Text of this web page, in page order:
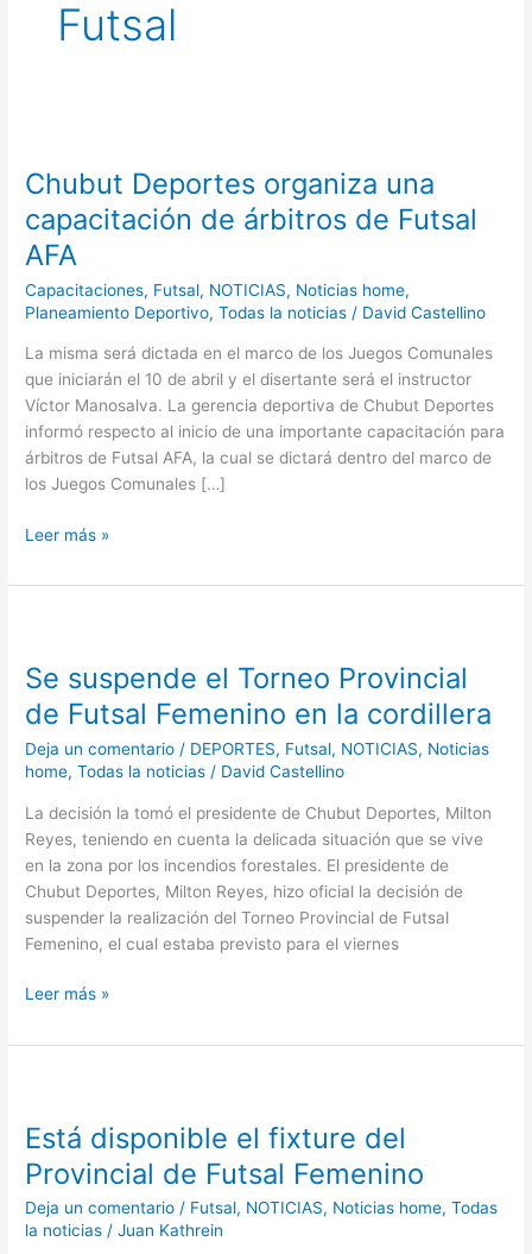
Futsal
Chubut Deportes organiza una
capacitación de árbitros de Futsal
AFA
Capacitaciones, Futsal, NOTICIAS, Noticias home,
Planeamiento Deportivo,Todas la noticias / David Castellino
La misma será dictada en el marco de los Juegos Comunales
que iniciarán el 10 de abril y el disertante será el instructor
Víctor Manosalva. La gerencia deportiva de Chubut Deportes
informó respecto al inicio de una importante capacitación para
árbitros de Futsal AFA, la cual se dictará dentro del marco de
los Juegos Comunales […]
organiza
capacitación
de
árbitros
de
AFA
Leer más »
Se suspende el Torneo Provincial
de Futsal Femenino en la cordillera
Deja un comentario / DEPORTES, Futsal, NOTICIAS, Noticias
home,Todas la noticias / David Castellino
La decisión la tomó el presidente de Chubut Deportes, Milton
Reyes, teniendo en cuenta la delicada situación que se vive
en la zona por los incendios forestales. El presidente de
Chubut Deportes, Milton Reyes, hizo oficial la decisión de
suspender la realización del Torneo Provincial de Futsal
Femenino, el cual estaba previsto para el viernes
el
Torneo
Provincial
de
Futsal
Femenino
en
la
cordillera
Leer más »
Está disponible el fixture del
Provincial de Futsal Femenino
Deja un comentario / Futsal, NOTICIAS, Noticias home,Todas
la noticias /Juan Kathrein
el
fixture
del
Provincial
de